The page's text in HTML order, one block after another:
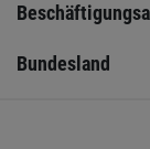
Bundesland